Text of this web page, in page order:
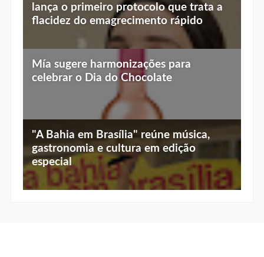
lança o primeiro protocolo que trata a
flacidez do emagrecimento rápido
Mía sugere harmonizações para
celebrar o Dia do Chocolate
"A Bahia em Brasília" reúne música,
gastronomia e cultura em edição
especial